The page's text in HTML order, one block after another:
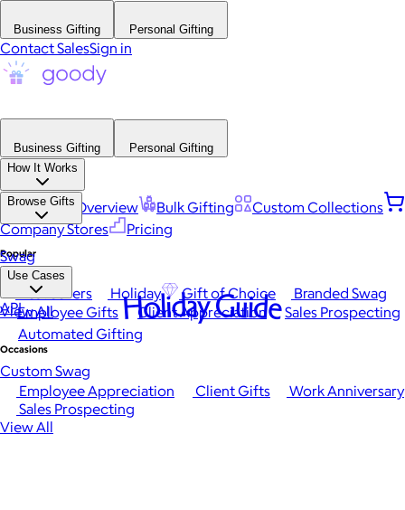
Business Gifting Personal Gifting
Contact SalesSign in
Business Gifting
Personal Gifting
How It Works
Platform Overview Bulk Gifting
Custom Collections
Company Stores
Pricing
Browse Gifts
Popular
Best Sellers Holiday Gift of Choice
Branded Swag
View All
Occasions
Employee Appreciation Client Gifts
Work Anniversary
Sales Prospecting
View All
Swag
Use Cases
Employee Gifts Client Appreciation
Sales Prospecting
Automated Gifting
Custom Swag
API Holiday Guide